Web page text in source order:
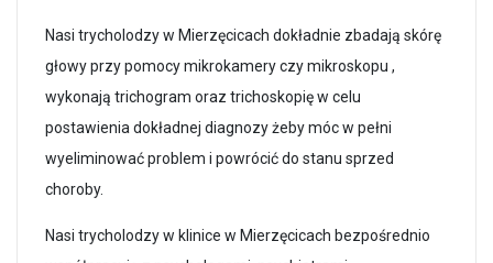
Nasi trycholodzy w Mierzęcicach dokładnie zbadają skórę
głowy przy pomocy mikrokamery czy mikroskopu ,
wykonają trichogram oraz trichoskopię w celu
postawienia dokładnej diagnozy żeby móc w pełni
wyeliminować problem i powrócić do stanu sprzed
choroby.
Nasi trycholodzy w klinice w Mierzęcicach bezpośrednio